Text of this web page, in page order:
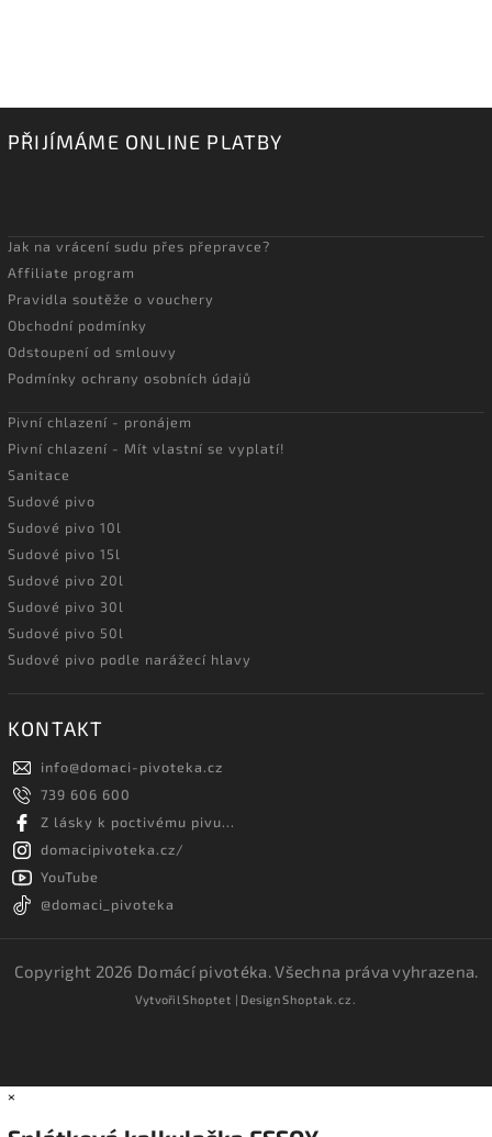
PŘIJÍMÁME ONLINE PLATBY
Jak na vrácení sudu přes přepravce?
Affiliate program
Pravidla soutěže o vouchery
Obchodní podmínky
Odstoupení od smlouvy
Podmínky ochrany osobních údajů
Pivní chlazení - pronájem
Pivní chlazení - Mít vlastní se vyplatí!
Sanitace
Sudové pivo
Sudové pivo 10l
Sudové pivo 15l
Sudové pivo 20l
Sudové pivo 30l
Sudové pivo 50l
Sudové pivo podle narážecí hlavy
KONTAKT
info@domaci-pivoteka.cz
739 606 600
Z lásky k poctivému pivu...
domacipivoteka.cz/
YouTube
@domaci_pivoteka
Copyright 2026 Domácí pivotéka. Všechna práva vyhrazena.
VytvořilShoptet | DesignShoptak.cz.
×